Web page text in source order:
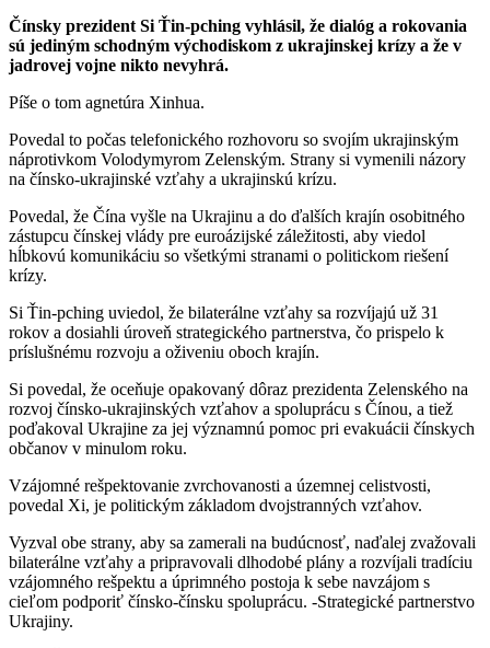
Čínsky prezident Si Ťin-pching vyhlásil, že dialóg a rokovania
sú jediným schodným východiskom z ukrajinskej krízy a že v
jadrovej vojne nikto nevyhrá.
Píše o tom agnetúra Xinhua.
Povedal to počas telefonického rozhovoru so svojím ukrajinským
náprotivkom Volodymyrom Zelenským. Strany si vymenili názory
na čínsko-ukrajinské vzťahy a ukrajinskú krízu.
Povedal, že Čína vyšle na Ukrajinu a do ďalších krajín osobitného
zástupcu čínskej vlády pre euroázijské záležitosti, aby viedol
hĺbkovú komunikáciu so všetkými stranami o politickom riešení
krízy.
Si Ťin-pching uviedol, že bilaterálne vzťahy sa rozvíjajú už 31
rokov a dosiahli úroveň strategického partnerstva, čo prispelo k
príslušnému rozvoju a oživeniu oboch krajín.
Si povedal, že oceňuje opakovaný dôraz prezidenta Zelenského na
rozvoj čínsko-ukrajinských vzťahov a spoluprácu s Čínou, a tiež
poďakoval Ukrajine za jej významnú pomoc pri evakuácii čínskych
občanov v minulom roku.
Vzájomné rešpektovanie zvrchovanosti a územnej celistvosti,
povedal Xi, je politickým základom dvojstranných vzťahov.
Vyzval obe strany, aby sa zamerali na budúcnosť, naďalej zvažovali
bilaterálne vzťahy a pripravovali dlhodobé plány a rozvíjali tradíciu
vzájomného rešpektu a úprimného postoja k sebe navzájom s
cieľom podporiť čínsko-čínsku spoluprácu. -Strategické partnerstvo
Ukrajiny.